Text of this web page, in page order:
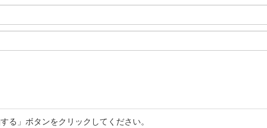
」ボタンをクリックしてください。